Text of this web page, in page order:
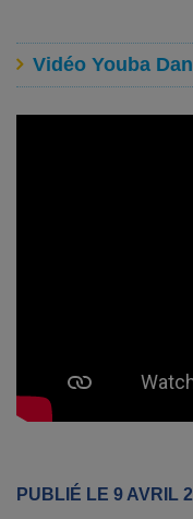
Vidéo Youba
PUBLIÉ LE 9 AVRIL